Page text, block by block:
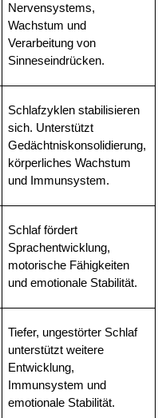
Nervensystems,
Wachstum und
Verarbeitung von
Sinneseindrücken.
Schlafzyklen stabilisieren
sich. Unterstützt
Gedächtniskonsolidierung,
körperliches Wachstum
und Immunsystem.
Schlaf fördert
Sprachentwicklung,
motorische Fähigkeiten
und emotionale Stabilität.
Tiefer, ungestörter Schlaf
unterstützt weitere
Entwicklung,
Immunsystem und
emotionale Stabilität.